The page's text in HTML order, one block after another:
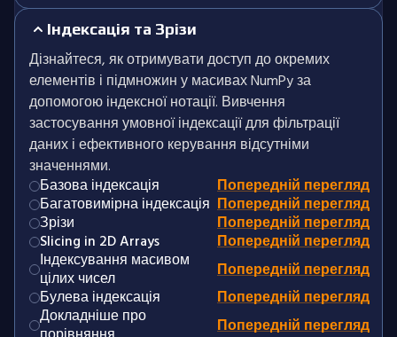
Індексація та Зрізи
Дізнайтеся, як отримувати доступ до окремих
елементів і підмножин у масивах NumPy за
допомогою індексної нотації. Вивчення
застосування умовної індексації для фільтрації
даних і ефективного керування відсутніми
значеннями.
Базова індексація
Попередній перегляд
Багатовимірна індексація Попередній перегляд
Зрізи
Попередній перегляд
Slicing in 2D Arrays
Попередній перегляд
Індексування масивом
цілих чисел
Попередній перегляд
Булева індексація
Попередній перегляд
Докладніше про
Попередній перегляд